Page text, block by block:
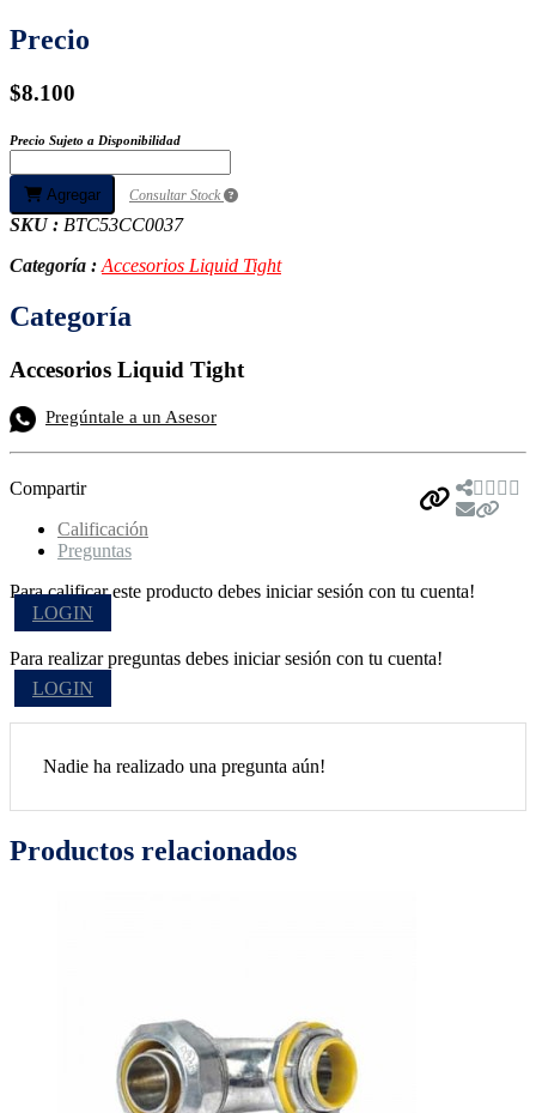
Precio
$8.100
Precio Sujeto a Disponibilidad
Agregar Consultar Stock
SKU : BTC53CC0037
Categoría :Accesorios Liquid Tight
Categoría
Accesorios Liquid Tight
Pregúntale a un Asesor
Compartir
Calificación
Preguntas
Para calificar este producto debes iniciar sesión con tu cuenta!
LOGIN
Para realizar preguntas debes iniciar sesión con tu cuenta!
LOGIN
Nadie ha realizado una pregunta aún!
Productos relacionados